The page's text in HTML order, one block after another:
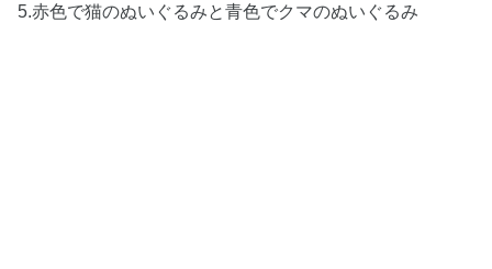
5.赤色で猫のぬいぐるみと青色でクマのぬいぐるみ